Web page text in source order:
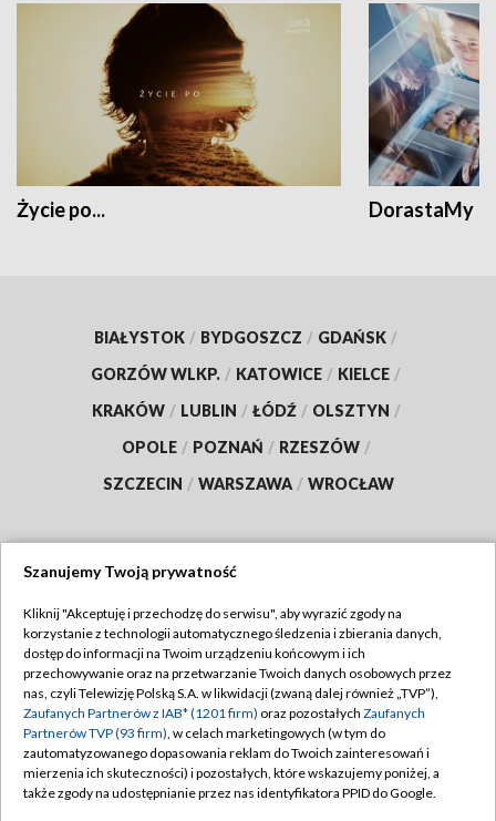
Życie po... DorastaMy
BIAŁYSTOK / BYDGOSZCZ / GDAŃSK /
GORZÓW WLKP. / KATOWICE / KIELCE /
KRAKÓW / LUBLIN / ŁÓDŹ / OLSZTYN /
OPOLE / POZNAŃ / RZESZÓW /
SZCZECIN / WARSZAWA / WROCŁAW
TVP
Abonament TVP
Emisja w TVP
Centrum informacji TVP
Naziemna Telewizja Cyfrowa
Regulamin TVP
Polityka prywatności
Moje zgody
Pomoc
Szanujemy Twoją prywatność
Kliknij "Akceptuję i przechodzę do serwisu", aby wyrazić zgody na
korzystanie z technologii automatycznego śledzenia i zbierania danych,
dostęp do informacji na Twoim urządzeniu końcowym i ich
przechowywanie oraz na przetwarzanie Twoich danych osobowych przez
nas, czyli Telewizję Polską S.A. w likwidacji (zwaną dalej również „TVP”),
Zaufanych Partnerów z IAB* (1201 firm) oraz pozostałych Zaufanych
Partnerów TVP (93 firm), w celach marketingowych (w tym do
zautomatyzowanego dopasowania reklam do Twoich zainteresowań i
mierzenia ich skuteczności) i pozostałych, które wskazujemy poniżej, a
także zgody na udostępnianie przez nas identyfikatora PPID do Google.